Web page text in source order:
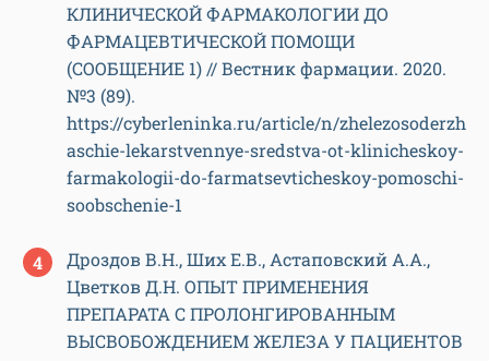
КЛИНИЧЕСКОЙ ФАРМАКОЛОГИИ ДО
ФАРМАЦЕВТИЧЕСКОЙ ПОМОЩИ
(СООБЩЕНИЕ 1) // Вестник фармации. 2020.
№3 (89).
https://cyberleninka.ru/article/n/zhelezosoderzh
aschie-lekarstvennye-sredstva-ot-klinicheskoy-
farmakologii-do-farmatsevticheskoy-pomoschi-
soobschenie-1
Дроздов В.Н., Ших Е.В., Астаповский А.А.,
Цветков Д.Н. ОПЫТ ПРИМЕНЕНИЯ
ПРЕПАРАТА С ПРОЛОНГИРОВАННЫМ
ВЫСВОБОЖДЕНИЕМ ЖЕЛЕЗА У ПАЦИЕНТОВ